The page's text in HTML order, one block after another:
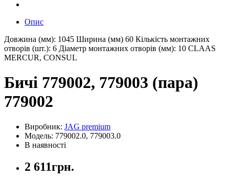
Опис
Довжина (мм): 1045 Ширина (мм) 60 Кількість монтажних
отворів (шт.): 6 Діаметр монтажних отворів (мм): 10 CLAAS
MERCUR, CONSUL
Бичі 779002, 779003 (пара)
779002
Виробник: JAG premium
Модель: 779002.0, 779003.0
В наявності
2 611грн.